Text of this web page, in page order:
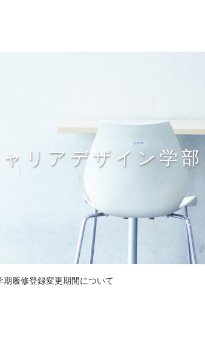
ャリアデザイン学部
期履修登録変更期間について